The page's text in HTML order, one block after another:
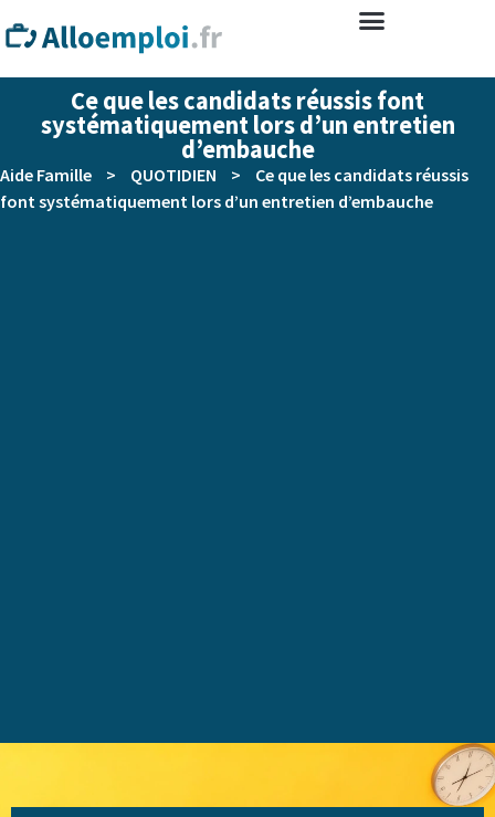
Ce que les candidats réussis font
systématiquement lors d’un entretien
d’embauche
Aide Famille > QUOTIDIEN >
Ce que les candidats réussis
font systématiquement lors d’un entretien d’embauche